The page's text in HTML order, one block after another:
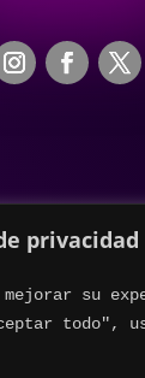
privacidad
mejorar su
todo",